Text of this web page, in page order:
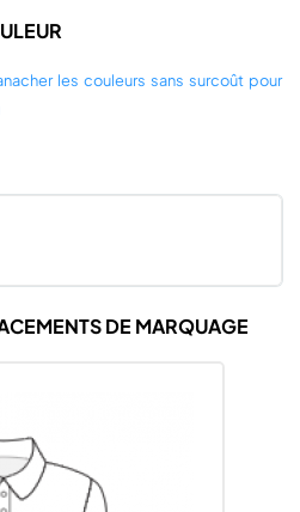
les couleurs sans surcoût pour
DE MARQUAGE